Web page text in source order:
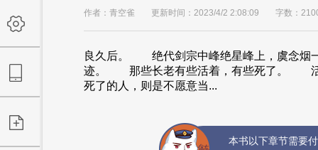
作者：青空雀 更新时间：2023/4/2 2:08:09 字数：
良久后。 绝代剑宗中峰绝星峰上，虞念烟
迹。 那些长老有些活着，有些死了。 活
死了的人，则是不愿意当...
本书以下章节需要